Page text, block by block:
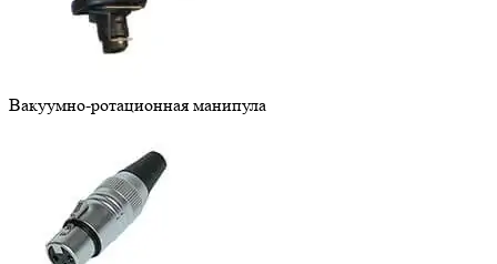
Вакуумно-ротационная манипула